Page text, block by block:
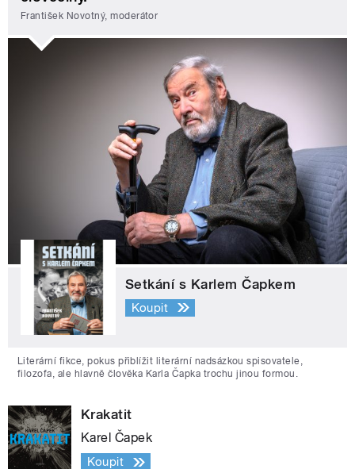
František Novotný, moderátor
Setkání s Karlem Čapkem
Koupit
Literární fikce, pokus přiblížit literární nadsázkou spisovatele,
filozofa, ale hlavně člověka Karla Čapka trochu jinou formou.
Krakatit
Karel Čapek
Koupit